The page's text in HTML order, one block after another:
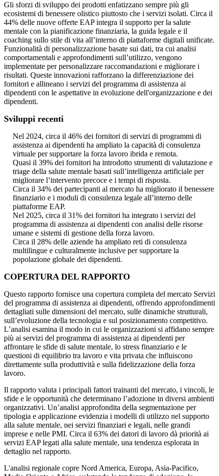
Gli sforzi di sviluppo dei prodotti enfatizzano sempre più gli
ecosistemi di benessere olistico piuttosto che i servizi isolati. Circa il
44% delle nuove offerte EAP integra il supporto per la salute
mentale con la pianificazione finanziaria, la guida legale e il
coaching sullo stile di vita all’interno di piattaforme digitali unificate.
Funzionalità di personalizzazione basate sui dati, tra cui analisi
comportamentali e approfondimenti sull’utilizzo, vengono
implementate per personalizzare raccomandazioni e migliorare i
risultati. Queste innovazioni rafforzano la differenziazione dei
fornitori e allineano i servizi del programma di assistenza ai
dipendenti con le aspettative in evoluzione dell'organizzazione e dei
dipendenti.
Sviluppi recenti
Nel 2024, circa il 46% dei fornitori di servizi di programmi di
assistenza ai dipendenti ha ampliato la capacità di consulenza
virtuale per supportare la forza lavoro ibrida e remota.
Quasi il 39% dei fornitori ha introdotto strumenti di valutazione e
triage della salute mentale basati sull’intelligenza artificiale per
migliorare l’intervento precoce e i tempi di risposta.
Circa il 34% dei partecipanti al mercato ha migliorato il benessere
finanziario e i moduli di consulenza legale all’interno delle
piattaforme EAP.
Nel 2025, circa il 31% dei fornitori ha integrato i servizi del
programma di assistenza ai dipendenti con analisi delle risorse
umane e sistemi di gestione della forza lavoro.
Circa il 28% delle aziende ha ampliato reti di consulenza
multilingue e culturalmente inclusive per supportare la
popolazione globale dei dipendenti.
COPERTURA DEL RAPPORTO
Questo rapporto fornisce una copertura completa del mercato Servizi
del programma di assistenza ai dipendenti, offrendo approfondimenti
dettagliati sulle dimensioni del mercato, sulle dinamiche strutturali,
sull’evoluzione della tecnologia e sul posizionamento competitivo.
L’analisi esamina il modo in cui le organizzazioni si affidano sempre
più ai servizi del programma di assistenza ai dipendenti per
affrontare le sfide di salute mentale, lo stress finanziario e le
questioni di equilibrio tra lavoro e vita privata che influiscono
direttamente sulla produttività e sulla fidelizzazione della forza
lavoro.
Il rapporto valuta i principali fattori trainanti del mercato, i vincoli, le
sfide e le opportunità che determinano l’adozione in diversi ambienti
organizzativi. Un’analisi approfondita della segmentazione per
tipologia e applicazione evidenzia i modelli di utilizzo nel supporto
alla salute mentale, nei servizi finanziari e legali, nelle grandi
imprese e nelle PMI. Circa il 63% dei datori di lavoro dà priorità ai
servizi EAP legati alla salute mentale, una tendenza esplorata in
dettaglio nel rapporto.
L'analisi regionale copre Nord America, Europa, Asia-Pacifico,